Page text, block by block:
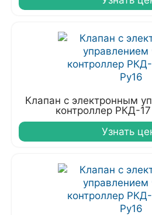
Клапан с электронным
контроллер РКД-
Узнать